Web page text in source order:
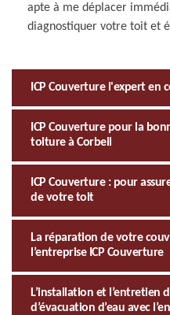
apte à me déplacer
diagnostiquer votre toit et
ICP Couverture l'expert
ICP Couverture pour la
toiture à Corbeil
ICP Couverture : pour
de votre toit
La réparation de votre
l’entreprise ICP Couverture
L’installation et l’entretien
d’évacuation d’eau avec